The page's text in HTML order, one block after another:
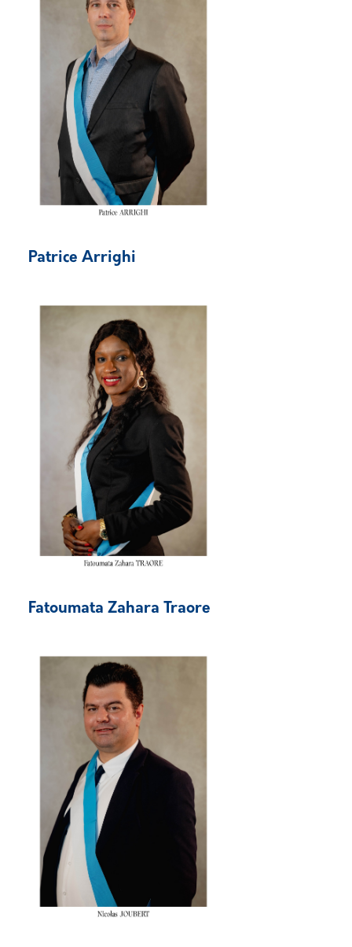
Patrice Arrighi
Fatoumata Zahara Traore